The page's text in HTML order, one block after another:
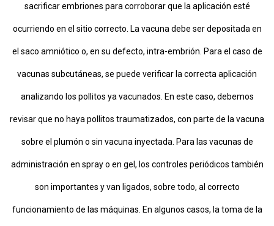
sacrificar embriones para corroborar que la aplicación esté
ocurriendo en el sitio correcto. La vacuna debe ser depositada en
el saco amniótico o, en su defecto, intra-embrión. Para el caso de
vacunas subcutáneas, se puede verificar la correcta aplicación
analizando los pollitos ya vacunados. En este caso, debemos
revisar que no haya pollitos traumatizados, con parte de la vacuna
sobre el plumón o sin vacuna inyectada. Para las vacunas de
administración en spray o en gel, los controles periódicos también
son importantes y van ligados, sobre todo, al correcto
funcionamiento de las máquinas. En algunos casos, la toma de la